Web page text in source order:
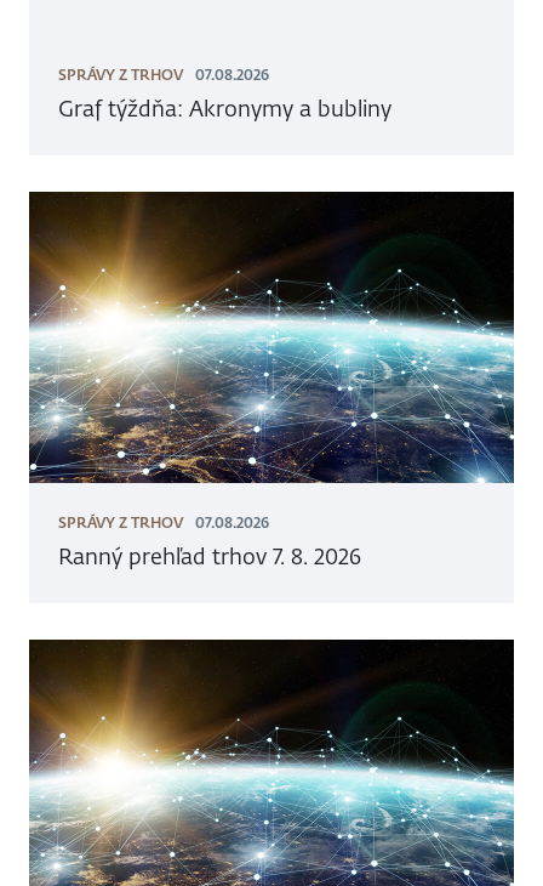
SPRÁVY Z TRHOV 07.08.2026
Graf týždňa: Akronymy a bubliny
SPRÁVY Z TRHOV 07.08.2026
Ranný prehľad trhov 7. 8. 2026